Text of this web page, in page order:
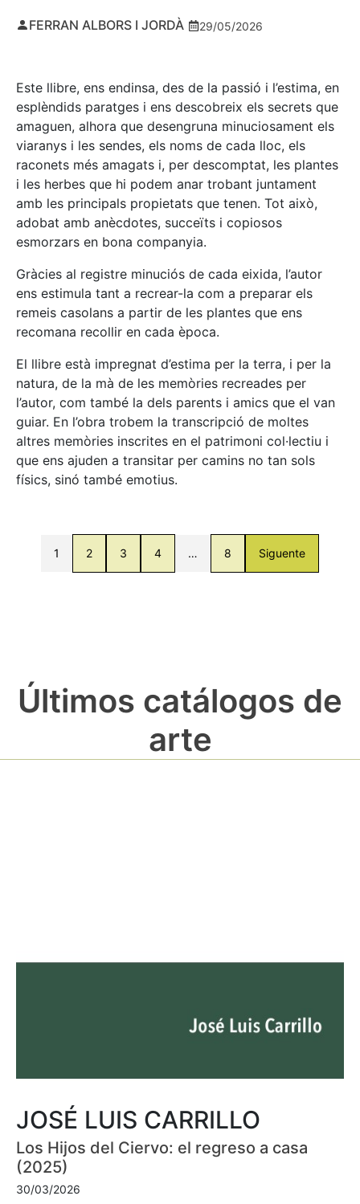
FERRAN ALBORS I JORDÀ 29/05/2026
Este llibre, ens endinsa, des de la passió i l’estima, en
esplèndids paratges i ens descobreix els secrets que
amaguen, alhora que desengruna minuciosament els
viaranys i les sendes, els noms de cada lloc, els
raconets més amagats i, per descomptat, les plantes
i les herbes que hi podem anar trobant juntament
amb les principals propietats que tenen. Tot això,
adobat amb anècdotes, succeïts i copiosos
esmorzars en bona companyia.
Gràcies al registre minuciós de cada eixida, l’autor
ens estimula tant a recrear-la com a preparar els
remeis casolans a partir de les plantes que ens
recomana recollir en cada època.
El llibre està impregnat d’estima per la terra, i per la
natura, de la mà de les memòries recreades per
l’autor, com també la dels parents i amics que el van
guiar. En l’obra trobem la transcripció de moltes
altres memòries inscrites en el patrimoni col·lectiu i
que ens ajuden a transitar per camins no tan sols
físics, sinó també emotius.
1 2 3 4 … 8 Siguente
Últimos catálogos de
arte
JOSÉ LUIS CARRILLO
Los Hijos del Ciervo: el regreso a casa
(2025)
30/03/2026